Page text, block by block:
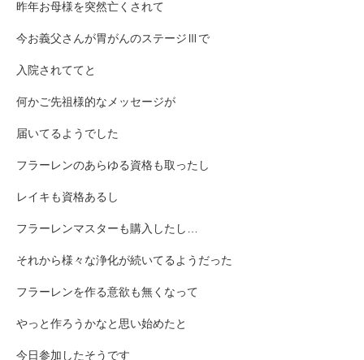
昨年お母様を突然亡くされて
今お義父さんが胃がんのステージⅢで
入院されててと
何かご先祖様的なメッセージが
届いてるようでした
フラーレンのあらゆる資格も取ったし
レイキも資格あるし
フラーレンマスターも購入したし…
それから様々な浄化が続いてるようだった
フラーレンを作る意欲も無くなって
やっと作ろうかなと思い始めたと
今日参加したそうです